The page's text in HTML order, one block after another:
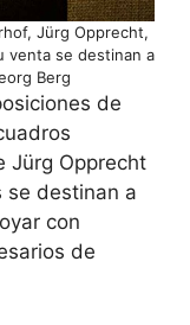
Jürg Opprecht,
venta se destinan a
Berg
de
Jürg Opprecht
se destinan a
con
de